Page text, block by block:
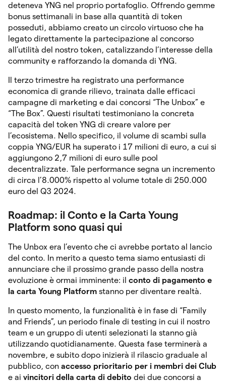
deteneva YNG nel proprio portafoglio. Offrendo gemme
bonus settimanali in base alla quantità di token
posseduti, abbiamo creato un circolo virtuoso che ha
legato direttamente la partecipazione al concorso
all’utilità del nostro token, catalizzando l’interesse della
community e rafforzando la domanda di YNG.
Il terzo trimestre ha registrato una performance
economica di grande rilievo, trainata dalle efficaci
campagne di marketing e dai concorsi “The Unbox” e
“The Box”. Questi risultati testimoniano la concreta
capacità del token YNG di creare valore per
l’ecosistema. Nello specifico, il volume di scambi sulla
coppia YNG/EUR ha superato i 17 milioni di euro, a cui si
aggiungono 2,7 milioni di euro sulle pool
decentralizzate. Tale performance segna un incremento
di circa l’8.000% rispetto al volume totale di 250.000
euro del Q3 2024.
Roadmap: il Conto e la Carta Young
Platform sono quasi qui
The Unbox era l’evento che ci avrebbe portato al lancio
del conto. In merito a questo tema siamo entusiasti di
annunciare che il prossimo grande passo della nostra
evoluzione è ormai imminente: il conto di pagamento e
la carta Young Platform stanno per diventare realtà.
In questo momento, la funzionalità è in fase di “Family
and Friends”, un periodo finale di testing in cui il nostro
team e un gruppo di utenti selezionati la stanno già
utilizzando quotidianamente. Questa fase terminerà a
novembre, e subito dopo inizierà il rilascio graduale al
pubblico, con accesso prioritario per i membri dei Club
e ai vincitori della carta di debito dei due concorsi a